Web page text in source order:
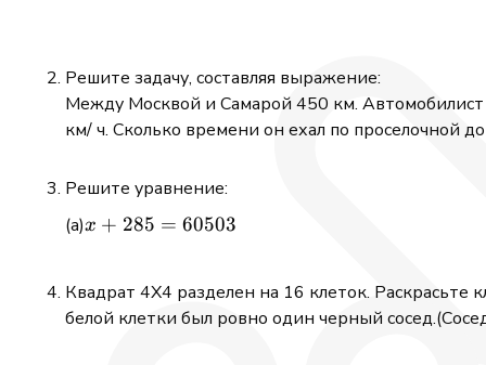
Решите задачу, составляя выражение:
Между Москвой и Самарой 450 км. Автомобилист
км/ ч. Сколько времени он ехал по проселочной
Решите уравнение:
x+285=60503
x + 285 = 60503
Квадрат 4X4 разделен на 16 клеток.
белой клетки был ровно один черный